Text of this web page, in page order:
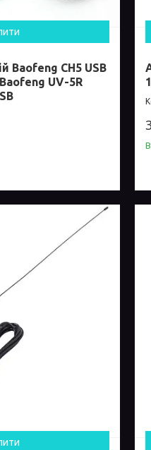
Baofeng CH5 USB
UV-5R